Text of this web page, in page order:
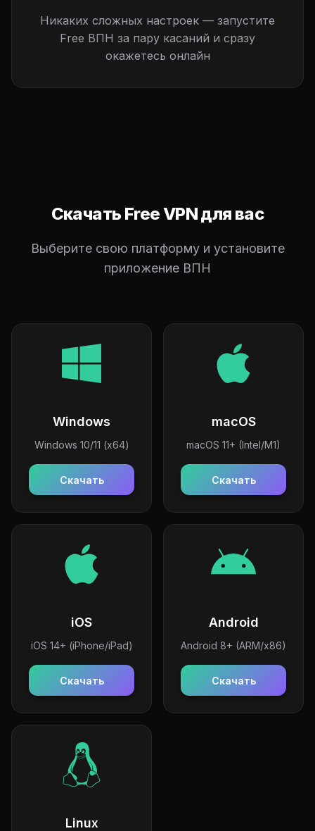
Никаких сложных настроек — запустите
Free ВПН за пару касаний и сразу
окажетесь онлайн
Скачать Free VPN для вас
Выберите свою платформу и установите
приложение ВПН
Windows
Windows 10/11 (x64)
Скачать
macOS
macOS 11+ (Intel/M1)
Скачать
iOS
iOS 14+ (iPhone/iPad)
Скачать
Android
Android 8+ (ARM/x86)
Скачать
Linux